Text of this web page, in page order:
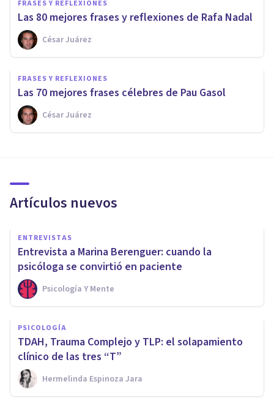
FRASES Y REFLEXIONES
Las 80 mejores frases y reflexiones de Rafa Nadal
César Juárez
FRASES Y REFLEXIONES
Las 70 mejores frases célebres de Pau Gasol
César Juárez
Artículos nuevos
ENTREVISTAS
Entrevista a Marina Berenguer: cuando la
psicóloga se convirtió en paciente
Psicología Y Mente
PSICOLOGÍA
TDAH, Trauma Complejo y TLP: el solapamiento
clínico de las tres “T”
Hermelinda Espinoza Jara